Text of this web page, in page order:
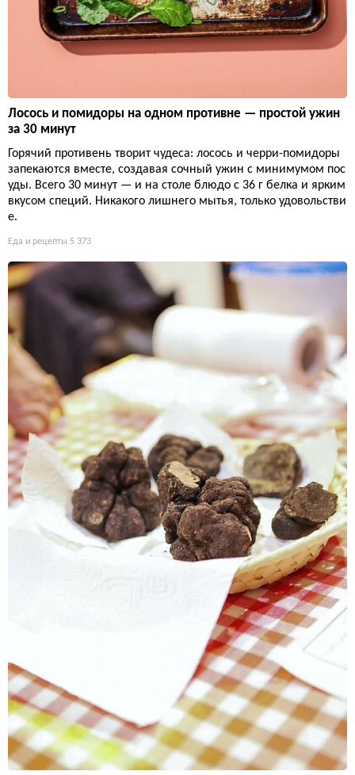
Лосось и помидоры на одном противне — простой ужин
за 30 минут
Горячий противень творит чудеса: лосось и черри-помидоры
запекаются вместе, создавая сочный ужин с минимумом пос
уды. Всего 30 минут — и на столе блюдо с 36 г белка и ярким
вкусом специй. Никакого лишнего мытья, только удовольстви
е.
Еда и рецепты 5 373